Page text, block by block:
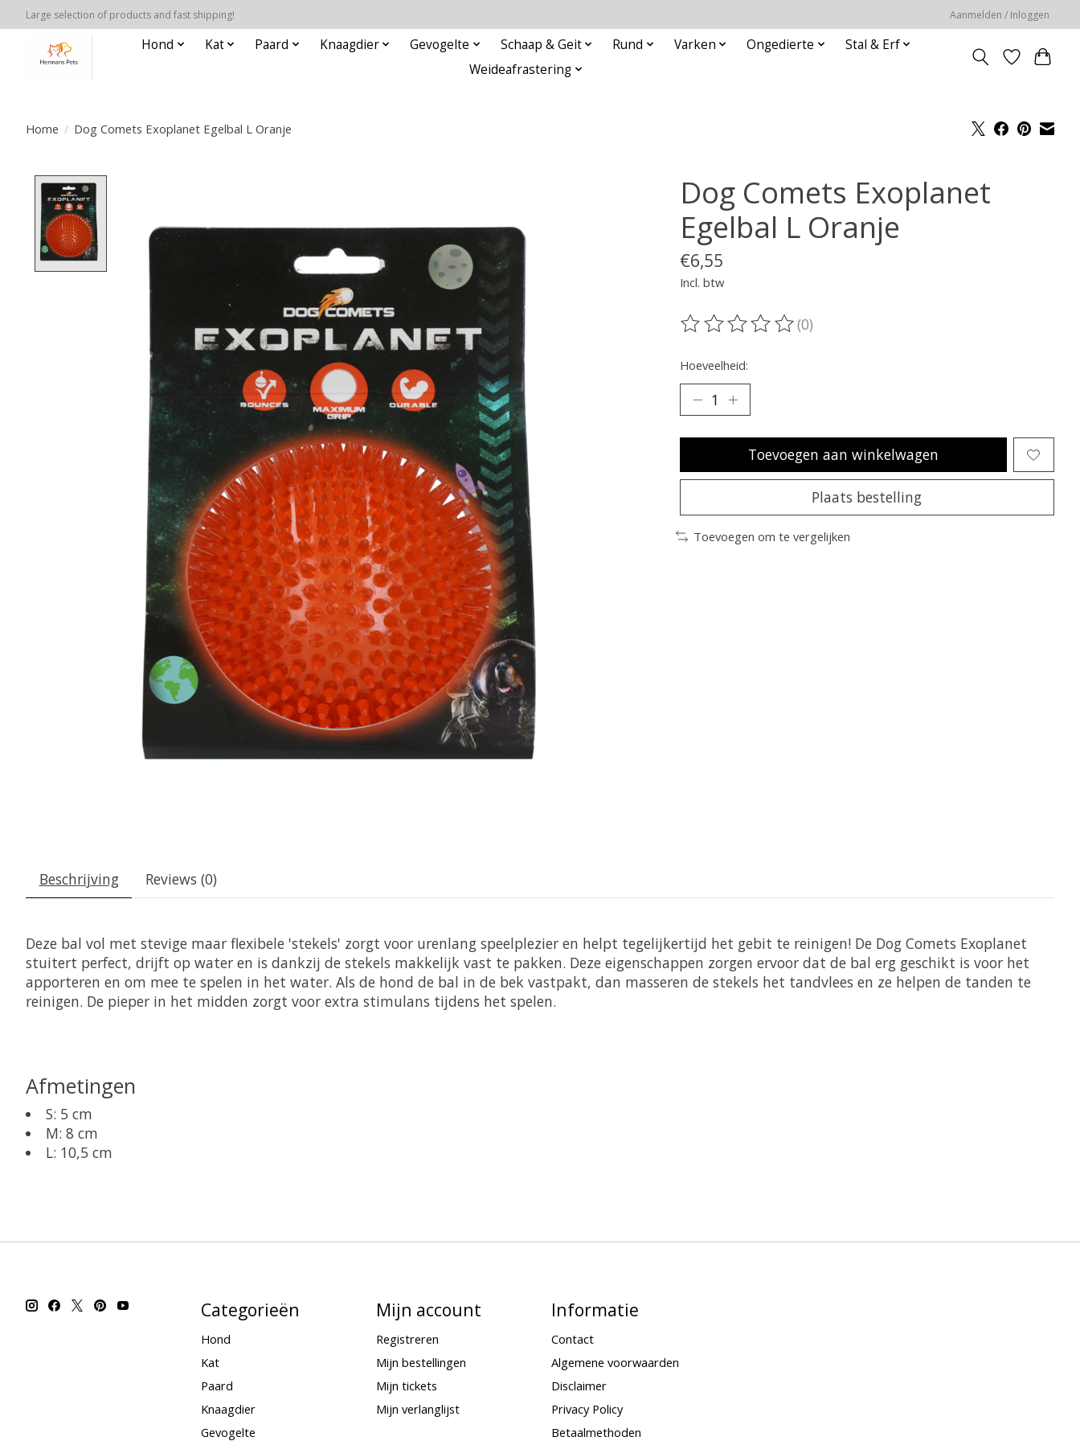
Large selection of products and fast shipping! Aanmelden / Inloggen
Hond Kat Paard Knaagdier Gevogelte Schaap & Geit Rund Varken Ongedierte
Stal & Erf
Weideafrastering
Home / Dog Comets Exoplanet Egelbal L Oranje
Dog Comets Exoplanet
Egelbal L Oranje
€6,55
Incl. btw
De beoordeling van dit product is
(0)
Hoeveelheid:
Toevoegen aan winkelwagen
Plaats bestelling
Toevoegen om te vergelijken
Beschrijving Reviews (0)
Deze bal vol met stevige maar flexibele 'stekels' zorgt voor urenlang speelplezier en helpt tegelijkertijd het gebit te reinigen! De Dog Comets Exoplanet
stuitert perfect, drijft op water en is dankzij de stekels makkelijk vast te pakken. Deze eigenschappen zorgen ervoor dat de bal erg geschikt is voor het
apporteren en om mee te spelen in het water. Als de hond de bal in de bek vastpakt, dan masseren de stekels het tandvlees en ze helpen de tanden te
reinigen. De pieper in het midden zorgt voor extra stimulans tijdens het spelen.
Afmetingen
S: 5 cm
M: 8 cm
L: 10,5 cm
Categorieën
Hond
Kat
Paard
Knaagdier
Gevogelte
Mijn account
Registreren
Mijn bestellingen
Mijn tickets
Mijn verlanglijst
Informatie
Contact
Algemene voorwaarden
Disclaimer
Privacy Policy
Betaalmethoden